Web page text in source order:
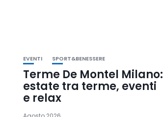
EVENTI SPORT&BENESSERE
Terme De Montel Milano:
estate tra terme, eventi
e relax